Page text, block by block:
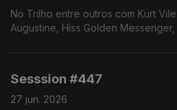
No Trilho entre outros com Kurt
Augustine, Hiss Golden
Sesssion #447
27 jun. 2026